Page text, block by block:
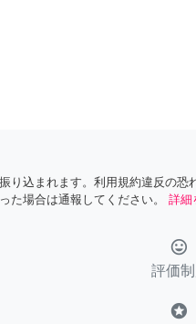
り込まれます。利用規約違反の恐
た場合は通報してください。
詳細
tag_faces
評価
stars